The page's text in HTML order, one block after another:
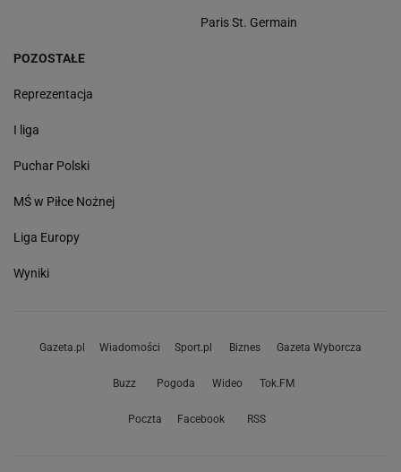
Paris St. Germain
POZOSTAŁE
Reprezentacja
I liga
Puchar Polski
MŚ w Piłce Nożnej
Liga Europy
Wyniki
Gazeta.pl Wiadomości Sport.pl Biznes Gazeta Wyborcza
Buzz Pogoda Wideo Tok.FM
Poczta Facebook RSS